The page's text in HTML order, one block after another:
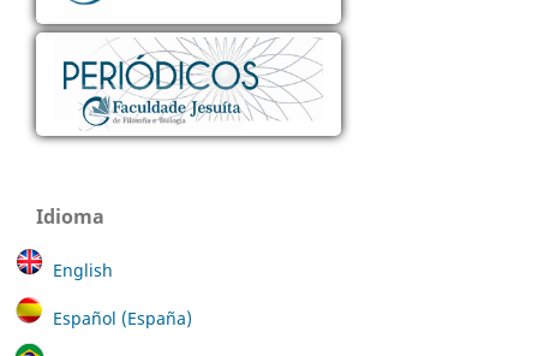
Idioma
English
Español (España)